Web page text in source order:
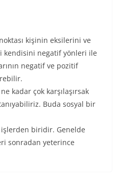
kişinin eksilerini ve
kendisini negatif yönleri ile
negatif ve pozitif
kadar çok karşılaşırsak
Buda sosyal bir
biridir. Genelde
sonradan yeterince